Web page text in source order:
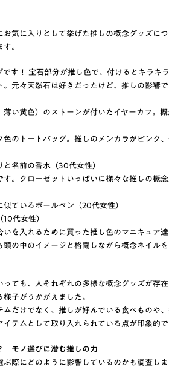
お気に入りとして挙げた推しの概念グッズに
。
です！ 宝石部分が推し色で、付けるとキラキ
。元々天然石は好きだったけど、推しの影響
薄い黄色）のストーンが付いたイヤーカフ。
色のトートバッグ。推しのメンカラがピンク
と名前の香水（30代女性）
す‎。クローゼットいっぱいに様々な推しの概
似ているボールペン（20代女性）
10代女性）
いを入れるために買った推し色のマニキュア
頭の中のイメージと格闘しながら概念ネイル
っても、人それぞれの多様な概念グッズが存
子がうかがえました。
ムだけでなく、推しが好んでいる食べものや
テムとして取り入れられている点が印象的で
モノ選びに潜む推しの力
際にどのように影響しているのかも調査しま